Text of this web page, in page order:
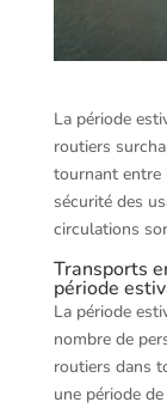
La période
routiers
tournant entre
sécurité des
circulations
Transports
période
La période
nombre de
routiers dans
une période